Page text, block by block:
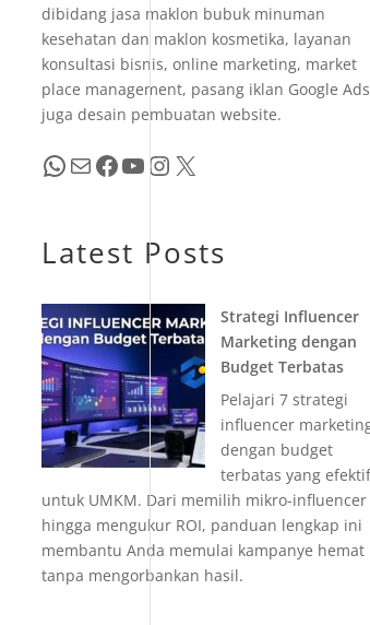
dibidang jasa maklon bubuk minuman
kesehatan dan maklon kosmetika, layanan
konsultasi bisnis, online marketing, market
place management, pasang iklan Google Ads
juga desain pembuatan website.
WhatsApp Mail Facebook YouTube InstagramX
Latest Posts
Strategi Influencer
Marketing dengan
Budget Terbatas
Pelajari 7 strategi
influencer
dengan budget
terbatas yang efektif
untuk UMKM. Dari memilih mikro-influencer
hingga mengukur ROI, panduan lengkap ini
membantu Anda memulai kampanye hemat
tanpa mengorbankan hasil.